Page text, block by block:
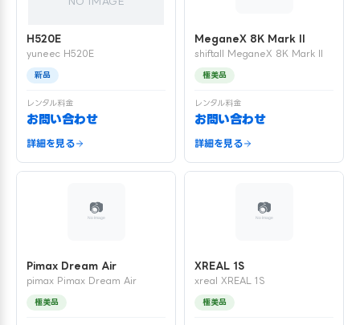
H520E
yuneec H520E
新品
レンタル料金
お問い合わせ
詳細を見る
MeganeX 8K Mark II
shiftall MeganeX 8K Mark II
極美品
レンタル料金
お問い合わせ
詳細を見る
Pimax Dream Air
pimax Pimax Dream Air
極美品
XREAL 1S
xreal XREAL 1S
極美品